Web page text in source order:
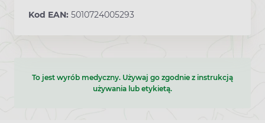
Kod EAN: 5010724005293
To jest wyrób medyczny. Używaj go zgodnie z instrukcją
używania lub etykietą.